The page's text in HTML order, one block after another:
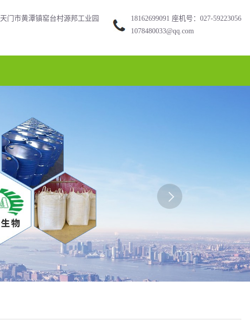
天门市黄潭镇窑台村源邦工业园
18162699091 座机号：027-59223056
1078480033@qq.com